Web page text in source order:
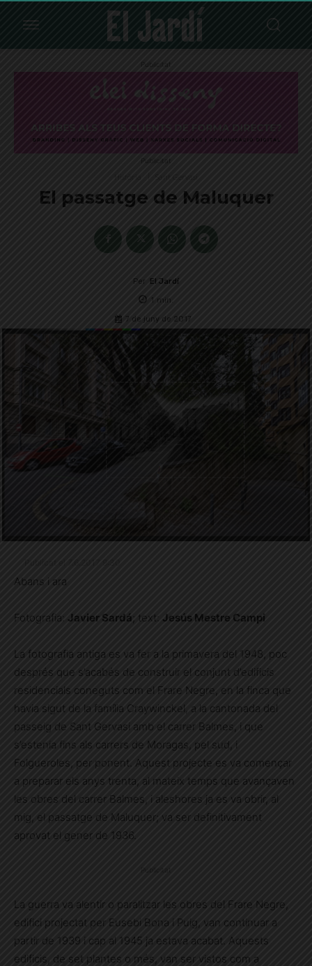
Publicitat
Publicitat
El passatge de Maluquer
Per El Jardí
1 min.
7 de juny de 2017
Abans i ara
Fotografia: Javier Sardá; text: Jesús Mestre Campi
La fotografia antiga es va fer a la primavera del 1948, poc
després que s’acabés de construir el conjunt d’edificis
residencials coneguts com el Frare Negre, en la finca que
havia sigut de la família Craywinckel, a la cantonada del
passeig de Sant Gervasi amb el carrer Balmes, i que
s’estenia fins als carrers de Moragas, pel sud, i
Folgueroles, per ponent. Aquest projecte es va començar
a preparar els anys trenta, al mateix temps que avançaven
les obres del carrer Balmes, i aleshores ja es va obrir, al
mig, el passatge de Maluquer; va ser definitivament
aprovat el gener de 1936.
La guerra va alentir o paralitzar les obres del Frare Negre,
edifici projectat per Eusebi Bona i Puig, van continuar a
partir de 1939 i cap al 1945 ja estava acabat. Aquests
edificis, de set plantes o més, van ser vistos com a